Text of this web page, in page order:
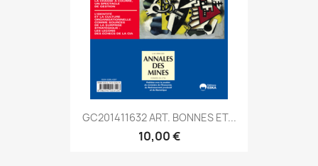
GC201411632 ART. BONNES ET...
10,00 €